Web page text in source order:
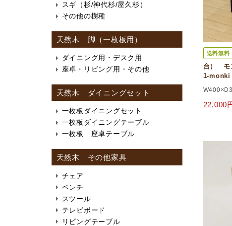
送料無料
台） モ
1-monki
22,000
スギ（杉/神代杉/屋久杉）
その他の樹種
天然木 脚（一枚板用）
ダイニング用・デスク用
座卓・リビング用・その他
天然木 ダイニングセット
一枚板ダイニングセット
一枚板ダイニングテーブル
一枚板 座卓テーブル
天然木 その他家具
チェア
ベンチ
スツール
テレビボード
リビングテーブル